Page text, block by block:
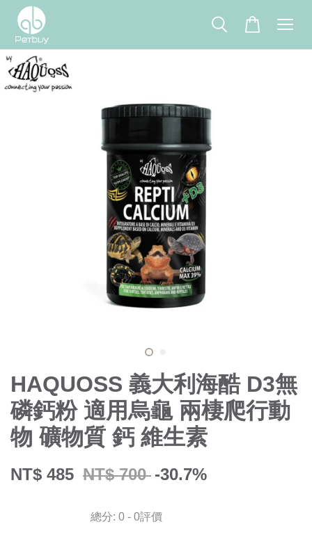
HAQUOSS 義大利海酷 D3無
磷鈣粉 適用烏龜 兩棲爬行動
物 礦物質 鈣 維生素
NT$ 485 NT$ 700 -30.7%
總分: 0 - 0評價